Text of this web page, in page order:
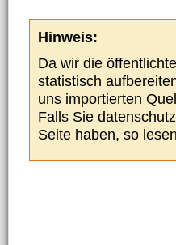
Hinweis:
Da wir die
statistisch
uns importierten
Falls Sie
Seite haben, so